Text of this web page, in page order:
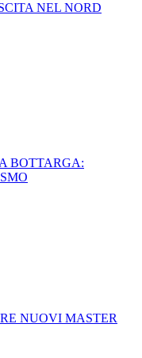
NEL NORD
BOTTARGA:
NUOVI MASTER